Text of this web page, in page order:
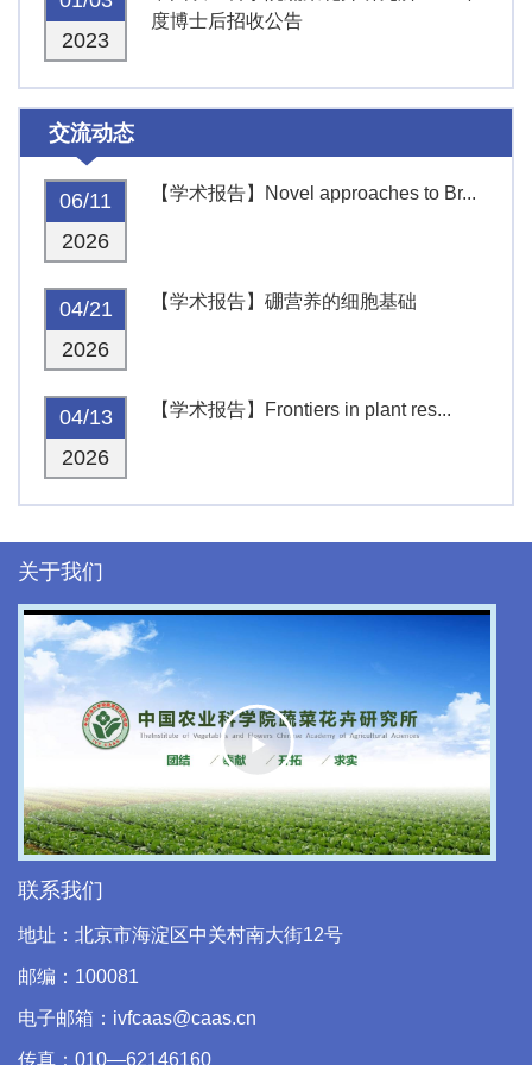
2023
度博士后招收公告
交流动态
06/11
2026
【学术报告】Novel approaches to Br...
04/21
2026
【学术报告】硼营养的细胞基础
04/13
2026
【学术报告】Frontiers in plant res...
关于我们
Play
Video
联系我们
地址：北京市海淀区中关村南大街12号
邮编：100081
电子邮箱：ivfcaas@caas.cn
传真：010—62146160